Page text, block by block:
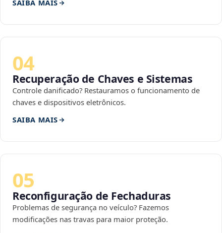
SAIBA MAIS
04
Recuperação de Chaves e Sistemas
Controle danificado? Restauramos o funcionamento de
chaves e dispositivos eletrônicos.
SAIBA MAIS
05
Reconfiguração de Fechaduras
Problemas de segurança no veículo? Fazemos
modificações nas travas para maior proteção.